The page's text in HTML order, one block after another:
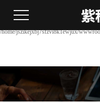
file_put_contents(/home/
failed to open stream: Permission denied in
/home/jszikejxbj7sfzvi8k1ewjux/